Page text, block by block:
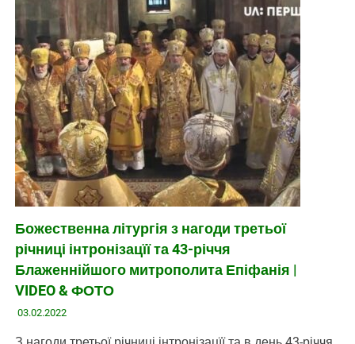
Божественна літургія з нагоди третьої
річниці інтронізацїї та 43-річчя
Блаженнійшого митрополита Епіфанія |
VIDEO & ФОТО
03.02.2022